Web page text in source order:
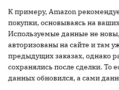
К примеру, Amazon
покупки, основываясь на
Используемые данные не
авторизованы на сайте и там
предыдущих заказах, однако
сохранялись после сделки. То
данных обновился, а сами